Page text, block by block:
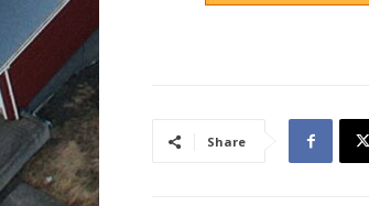
Tengdar greinar